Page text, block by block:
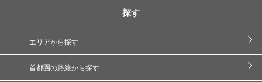
探す
エリアから探す
首都圏の路線から探す